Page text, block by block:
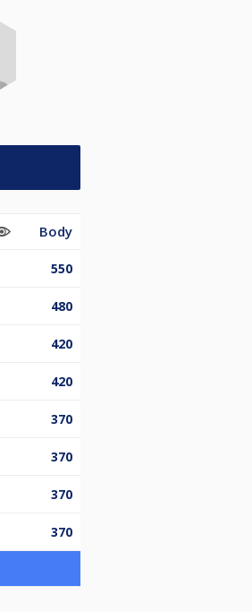
Body
550
480
420
420
370
370
370
370